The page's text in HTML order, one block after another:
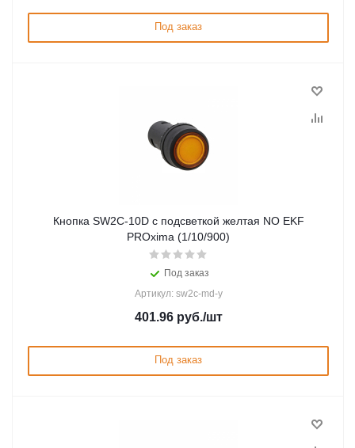
Под заказ
Кнопка SW2C-10D с подсветкой желтая NO EKF
PROxima (1/10/900)
Под заказ
Артикул: sw2c-md-y
401.96руб./шт
Под заказ